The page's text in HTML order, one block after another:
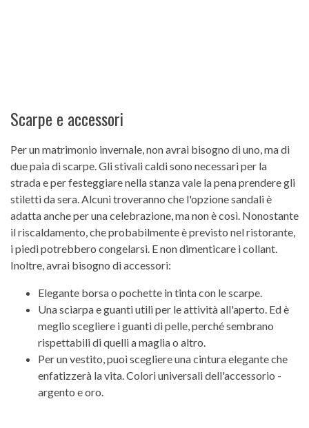
Scarpe e accessori
Per un matrimonio invernale, non avrai bisogno di uno, ma di
due paia di scarpe. Gli stivali caldi sono necessari per la
strada e per festeggiare nella stanza vale la pena prendere gli
stiletti da sera. Alcuni troveranno che l'opzione sandali è
adatta anche per una celebrazione, ma non è così. Nonostante
il riscaldamento, che probabilmente è previsto nel ristorante,
i piedi potrebbero congelarsi. E non dimenticare i collant.
Inoltre, avrai bisogno di accessori:
Elegante borsa o pochette in tinta con le scarpe.
Una sciarpa e guanti utili per le attività all'aperto. Ed è
meglio scegliere i guanti di pelle, perché sembrano
rispettabili di quelli a maglia o altro.
Per un vestito, puoi scegliere una cintura elegante che
enfatizzerà la vita. Colori universali dell'accessorio -
argento e oro.